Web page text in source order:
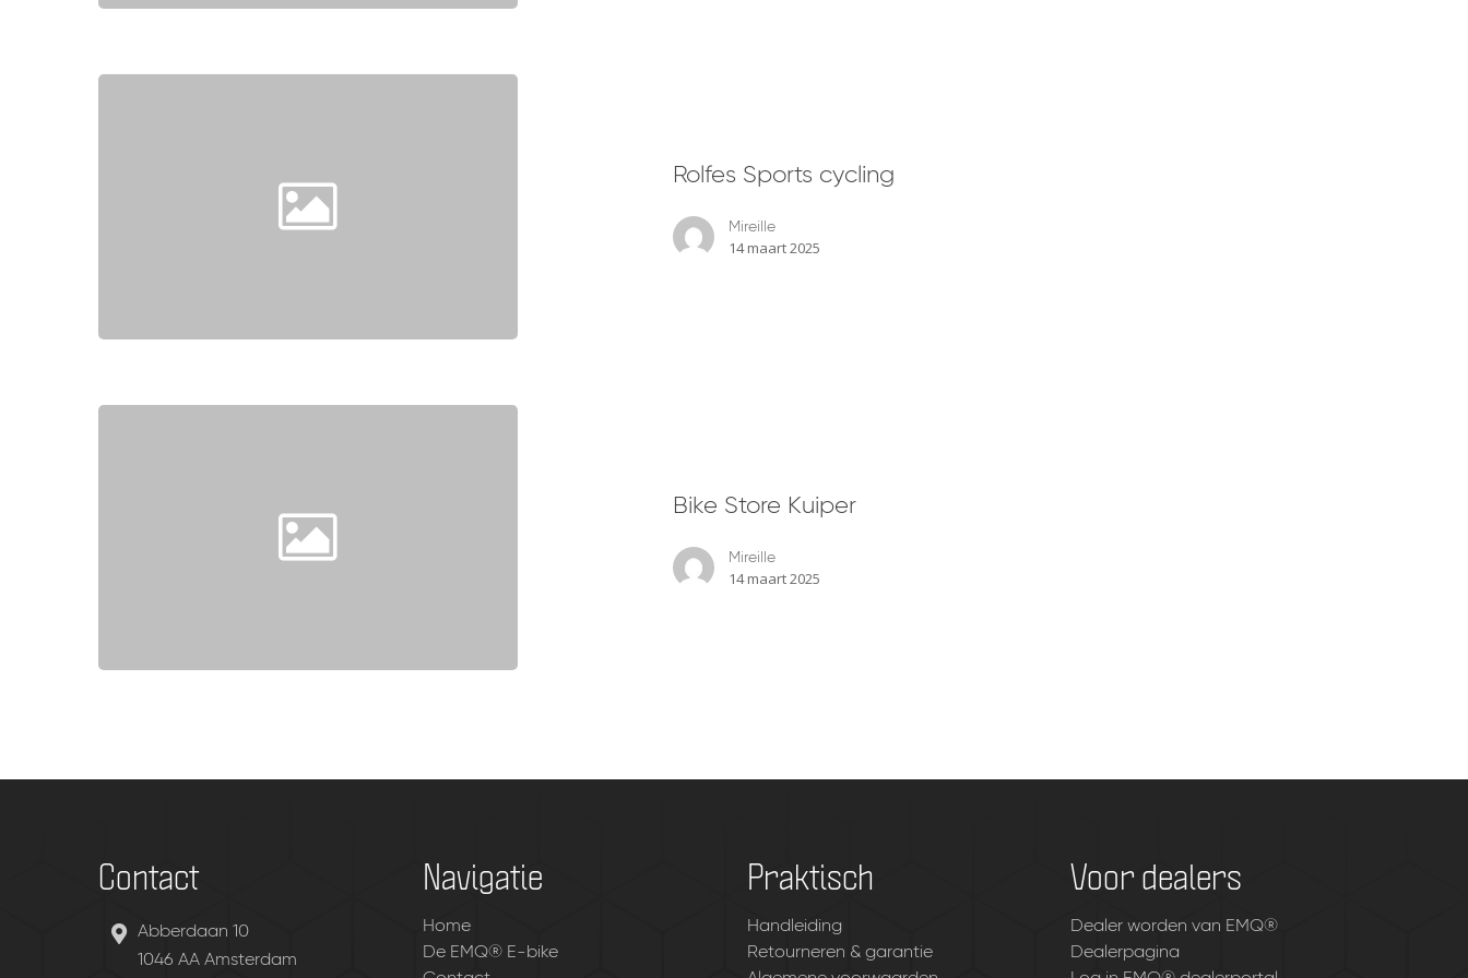
Rolfes Sports cycling
Mireille
14 maart 2025
Bike Store Kuiper
Mireille
14 maart 2025
Contact
Abberdaan 10
1046 AA Amsterdam
Navigatie
Home
De EMQ® E-bike
Praktisch
Handleiding
Retourneren & garantie
Voor dealers
Dealer worden van EMQ®
Dealerpagina